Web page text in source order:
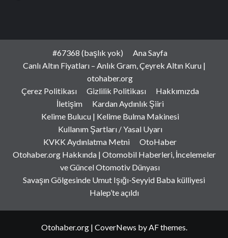
#67368 (başlık yok)
Ana Sayfa
Canlı Altın Fiyatları – Anlık Gram, Çeyrek Altın Kuru |
otohaber.org
Çerez Politikası
Gizlilik Politikası
Hakkımızda
İletişim
Kardan Aydınlık Şiiri
Kelime Bulucu | Kelime Bulma Makinesi
Kullanım Şartları / Yasal Uyarı
KVKK Aydınlatma Metni
OtoHaber
Otohaber.org Hakkında | Otomobil Haberleri, İncelemeler
ve Güncel Otomotiv Dünyası
Savaşın Gölgesinde Umut Işığı-Seyyid Baba külliyesi
Halep’te açıldı
Otohaber.org | CoverNews by AF themes.